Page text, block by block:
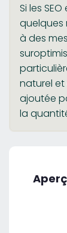
Si les
quelques
à des
naturel et
ajoutée
la